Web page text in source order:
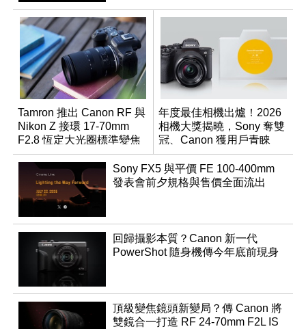
Tamron 推出 Canon RF 與
Nikon Z 接環 17-70mm
F2.8 恆定大光圈標準變焦
鏡
年度最佳相機出爐！2026
相機大獎揭曉，Sony 奪雙
冠、Canon 獲用戶青睞
Sony FX5 與平價 FE 100-400mm
發表會前夕規格與售價全面流出
回歸攝影本質？Canon 新一代
PowerShot 隨身機傳今年底前現身
頂級變焦鏡頭新變局？傳 Canon 將
雙鏡合一打造 RF 24-70mm F2L IS